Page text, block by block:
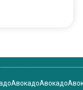
АвокадоАвокадо